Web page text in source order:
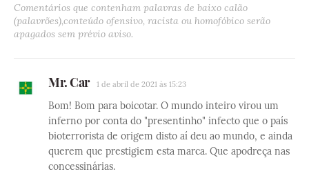
Comentários que contenham palavras de baixo calão
(palavrões),conteúdo ofensivo, racista ou homofóbico serão
apagados sem prévio aviso.
Mr. Car 1 de abril de 2021 às 15:23
Bom! Bom para boicotar. O mundo inteiro virou um
inferno por conta do "presentinho" infecto que o país
bioterrorista de origem disto aí deu ao mundo, e ainda
querem que prestigiem esta marca. Que apodreça nas
concessinárias.